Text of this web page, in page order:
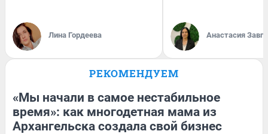
Лина Гордеева Анастасия
РЕКОМЕНДУЕМ
«Мы начали в самое нестабильное
время»: как многодетная мама из
Архангельска создала свой бизнес